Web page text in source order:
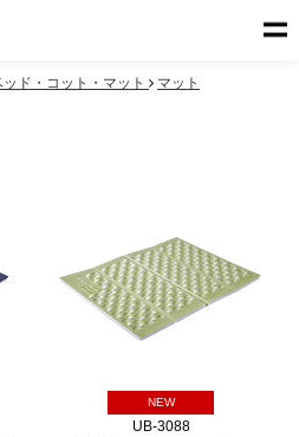
ド・コット・マット マット
NEW
UB-3088